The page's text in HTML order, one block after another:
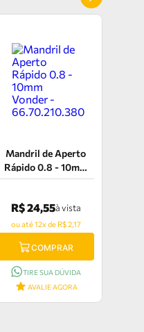
Mandril de Aperto
Rápido 0.8 - 10mm
Vonder -
R$ 24,55à vista
ou até 12x de R$ 2,17
COMPRAR
TIRE SUA DÚVIDA
AVALIE AGORA